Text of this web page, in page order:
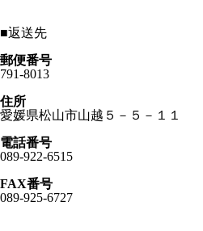
■返送先
郵便番号
791-8013
住所
愛媛県松山市山越５－５－１１
電話番号
089-922-6515
FAX番号
089-925-6727